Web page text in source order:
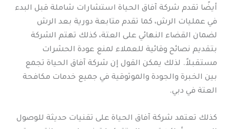
أيضًا تقدم شركة آفاق الحياة استشارات شاملة قبل البدء
في عمليات الرش، كما تقدم متابعة دورية بعد الرش
لضمان القضاء النهائي على العتة، كذلك تهتم الشركة
بتقديم نصائح وقائية للعملاء لمنع عودة الحشرات
مستقبلاً. لذلك يمكن القول إن شركة آفاق الحياة تجمع
بين الخبرة والجودة والموثوقية في جميع خدمات مكافحة
العتة في دبي.
كذلك تعتمد شركة آفاق الحياة على تقنيات حديثة للوصول